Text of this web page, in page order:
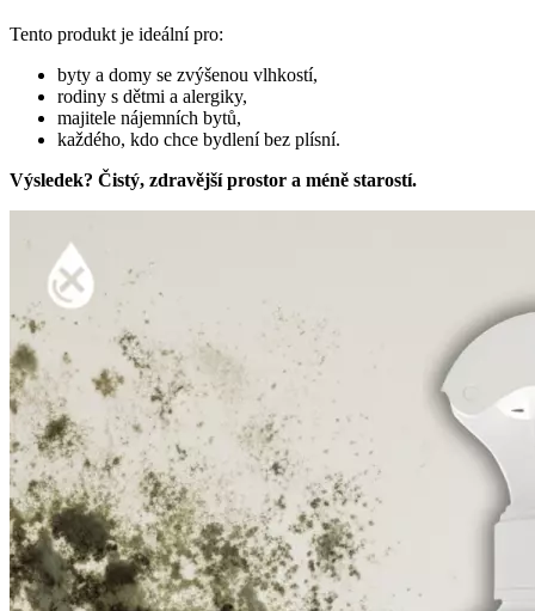
Tento produkt je ideální pro:
byty a domy se zvýšenou vlhkostí,
rodiny s dětmi a alergiky,
majitele nájemních bytů,
každého, kdo chce bydlení bez plísní.
Výsledek? Čistý, zdravější prostor a méně starostí.